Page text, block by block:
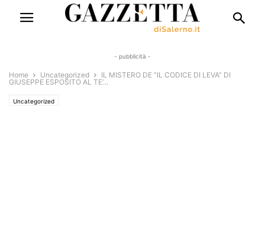
- pubblicità -
Home Uncategorized
IL MISTERO DE “IL CODICE DI LEVA” DI
GIUSEPPE ESPOSITO AL TE’...
Uncategorized